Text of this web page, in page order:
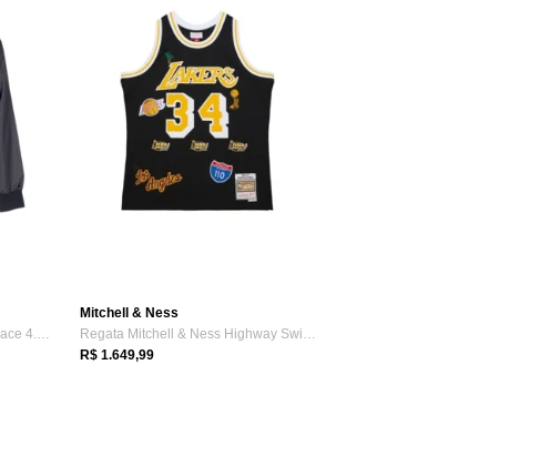
Jaqueta Mitchell & Ness Big Face 4.0 Sat...
Mitchell & Ness
Regata Mitchell & Ness Highway Swingman ...
R$ 1.649,99